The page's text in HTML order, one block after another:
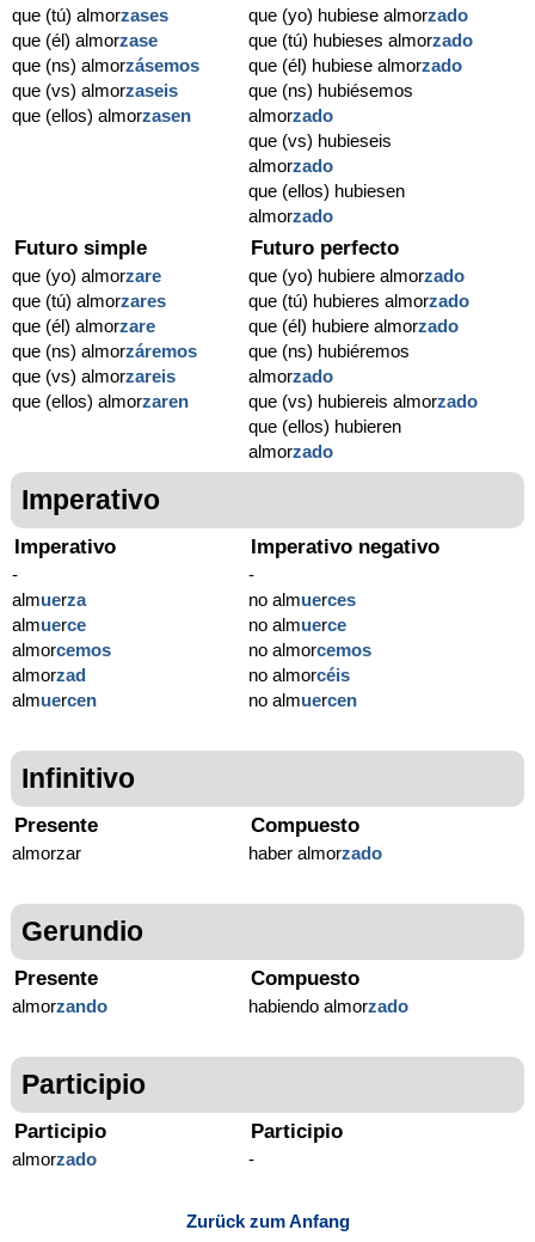
que (tú) almorzases
que (él) almorzase
que (ns) almorzásemos
que (vs) almorzaseis
que (ellos) almorzasen
que (yo) hubiese almorzado
que (tú) hubieses almorzado
que (él) hubiese almorzado
que (ns) hubiésemos
almorzado
que (vs) hubieseis
almorzado
que (ellos) hubiesen
almorzado
Futuro simple
que (yo) almorzare
que (tú) almorzares
que (él) almorzare
que (ns) almorzáremos
que (vs) almorzareis
que (ellos) almorzaren
Futuro perfecto
que (yo) hubiere almorzado
que (tú) hubieres almorzado
que (él) hubiere almorzado
que (ns) hubiéremos
almorzado
que (vs) hubiereis almorzado
que (ellos) hubieren
almorzado
Imperativo
Imperativo
-
almuerza
almuerce
almorcemos
almorzad
almuercen
Imperativo negativo
-
no almuerces
no almuerce
no almorcemos
no almorcéis
no almuercen
Infinitivo
Presente
almorzar
Compuesto
haber almorzado
Gerundio
Presente
almorzando
Compuesto
habiendo almorzado
Participio
Participio
almorzado
Participio
-
Zurück zum Anfang